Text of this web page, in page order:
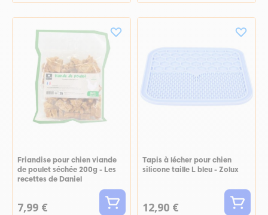
Friandise pour chien viande
de poulet séchée 200g - Les
recettes de Daniel
7,99 €
Tapis à lécher pour chien
silicone taille L bleu - Zolux
12,90 €